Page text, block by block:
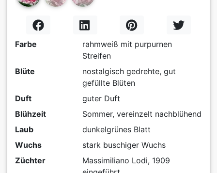
Farbe
rahmweiß mit purpurnen
Streifen
Blüte
nostalgisch gedrehte, gut
gefüllte Blüten
Duft
guter Duft
Blühzeit
Sommer, vereinzelt nachblühend
Laub
dunkelgrünes Blatt
Wuchs
stark buschiger Wuchs
Züchter
Massimiliano Lodi, 1909